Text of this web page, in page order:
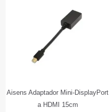
Aisens Adaptador Mini-DisplayPort
a HDMI 15cm